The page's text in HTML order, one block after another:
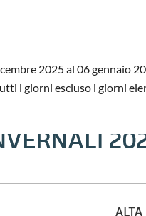
2025 al 06 gennaio
i giorni escluso i giorni